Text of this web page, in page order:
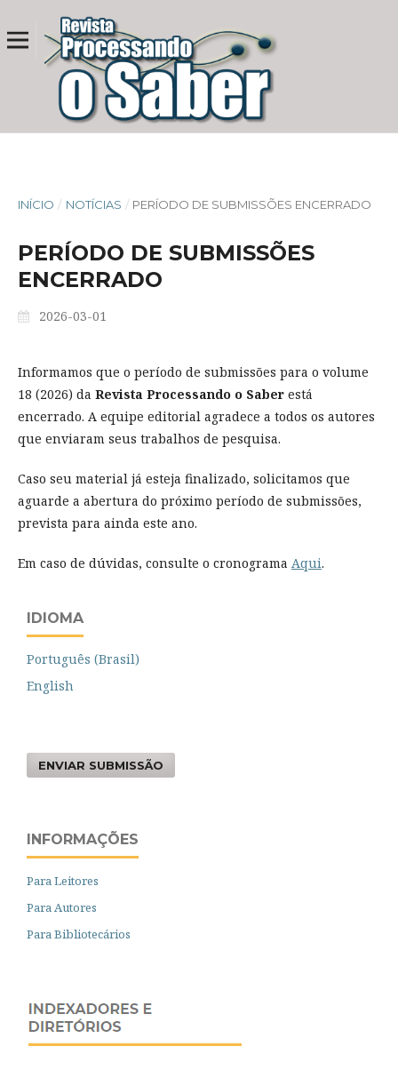
INÍCIO / NOTÍCIAS / PERÍODO DE SUBMISSÕES ENCERRADO
PERÍODO DE SUBMISSÕES
ENCERRADO
2026-03-01
Informamos que o período de submissões para o volume
18 (2026) da Revista Processando o Saber está
encerrado. A equipe editorial agradece a todos os autores
que enviaram seus trabalhos de pesquisa.
Caso seu material já esteja finalizado, solicitamos que
aguarde a abertura do próximo período de submissões,
prevista para ainda este ano.
Em caso de dúvidas, consulte o cronograma Aqui.
IDIOMA
Português (Brasil)
English
ENVIAR SUBMISSÃO
INFORMAÇÕES
Para Leitores
Para Autores
Para Bibliotecários